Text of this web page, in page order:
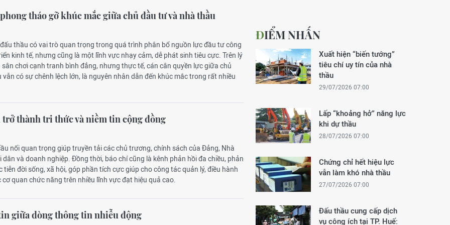
tháo gỡ khúc mắc giữa chủ đầu tư và nhà thầu
thầu có vai trò quan trọng trong quá trình phân bổ nguồn lực đầu tư công
kinh tế, nhưng cũng là một lĩnh vực nhạy cảm, dễ phát sinh tiêu cực. Trên lý
chơi cạnh tranh bình đẳng, nhưng thực tế, cán cân quyền lực giữa chủ
có sự chênh lệch lớn, là nguyên nhân dẫn đến khúc mắc trong rất nhiều
thành tri thức và niềm tin cộng đồng
nối quan trọng giúp truyền tải các chủ trương, chính sách của Đảng, Nhà
và doanh nghiệp. Đồng thời, báo chí cũng là kênh phản hồi đa chiều, phản
tiễn đời sống, xã hội, góp phần tích cực giúp cho công tác quản lý, điều hành
cơ quan chức năng trên nhiều lĩnh vực đạt hiệu quả cao.
giữa dòng thông tin nhiễu động
ĐIỂM NHẤN
Xuất hiện “biến tướng”
tiêu chí uy tín của nhà
thầu
29/07/2026 07:00
Lấp “khoảng hở” năng lực
khi dự thầu
28/07/2026 07:00
Chứng chỉ hết hiệu lực
vẫn làm khó nhà thầu
27/07/2026 07:00
Đấu thầu cung cấp dịch
vụ công ích tại TP. Huế: